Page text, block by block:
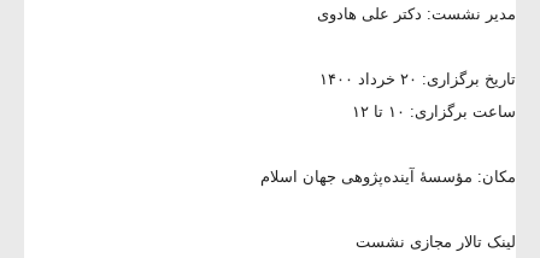
مدیر نشست: دکتر علی هادوی
تاریخ برگزاری: ۲۰ خرداد ۱۴۰۰
ساعت برگزاری: ۱۰ تا ۱۲
مکان: مؤسسۀ آینده‌پژوهی جهان اسلام
لینک تالار مجازی نشست